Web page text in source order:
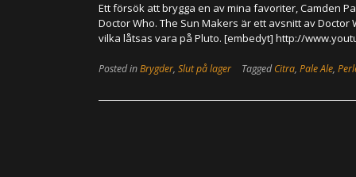
Ett försök att brygga en av mina favoriter, Camden
Doctor Who. The Sun Makers är ett avsnitt av
vilka låtsas vara på Pluto. [embedyt] http://
Posted inBrygder, Slut på lager TaggedCitra, Pale Ale,